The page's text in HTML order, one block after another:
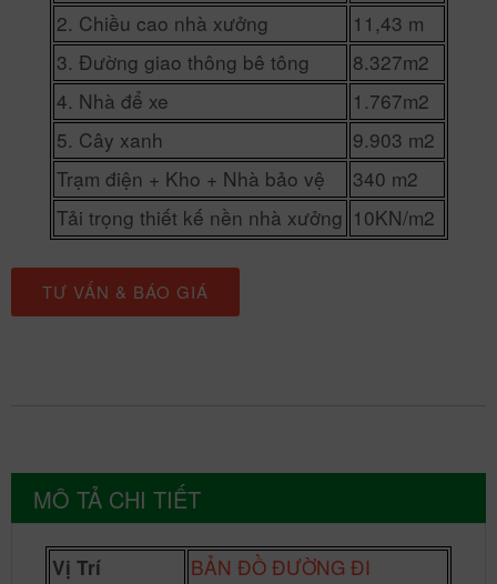
2. Chiều cao nhà xưởng
11,43 m
3. Đường giao thông bê tông
8.327m2
4. Nhà để xe
1.767m2
5. Cây xanh
9.903 m2
Trạm điện + Kho + Nhà bảo vệ
340 m2
Tải trọng thiết kế nền nhà xưởng 10KN/m2
TƯ VẤN & BÁO GIÁ
MÔ TẢ CHI TIẾT
Vị Trí
BẢN ĐỒ ĐƯỜNG ĐI